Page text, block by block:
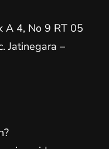
A 4, No 9 RT 05
Jatinegara –